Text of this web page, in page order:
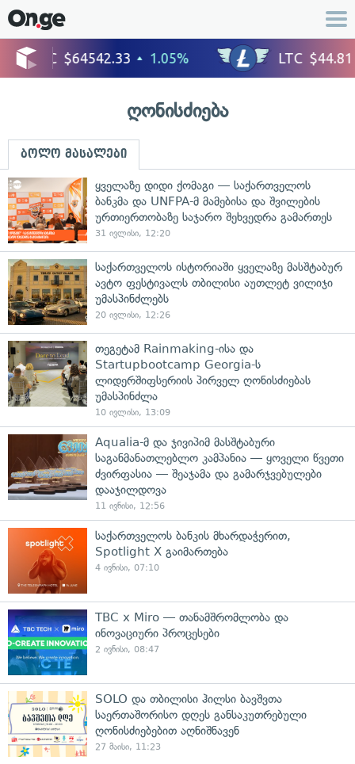
ღონისძიება
ბოლო მასალები
ყველაზე დიდი ქომაგი — საქართველოს
ბანკმა და UNFPA-მ მამებისა და შვილების
ურთიერთობაზე საჯარო შეხვედრა გამართეს
31 ივლისი, 12:20
საქართველოს ისტორიაში ყველაზე მასშტაბურ
ავტო ფესტივალს თბილისი აუთლეტ ვილიჯი
უმასპინძლებს
20 ივლისი, 12:26
თეგეტამ Rainmaking-ისა და
Startupbootcamp Georgia-ს
ლიდერშიფსერიის პირველ ღონისძიებას
უმასპინძლა
10 ივლისი, 13:09
Aqualia-მ და ჯივიპიმ მასშტაბური
საგანმანათლებლო კამპანია — ყოველი წვეთი
ძვირფასია — შეაჯამა და გამარჯვებულები
დააჯილდოვა
11 ივნისი, 12:56
საქართველოს ბანკის მხარდაჭერით,
Spotlight X გაიმართება
4 ივნისი, 07:10
TBC x Miro — თანამშრომლობა და
ინოვაციური პროცესები
2 ივნისი, 08:47
SOLO და თბილისი ჰილსი ბავშვთა
საერთაშორისო დღეს განსაკუთრებული
ღონისძიებებით აღნიშნავენ
27 მაისი, 11:23